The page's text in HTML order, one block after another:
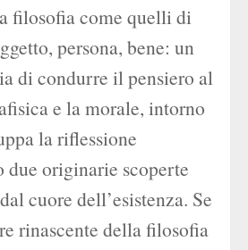
filosofia come quelli di
persona, bene: un
di condurre il pensiero al
e la morale, intorno
la riflessione
due originarie scoperte
cuore dell’esistenza. Se
rinascente della filosofia